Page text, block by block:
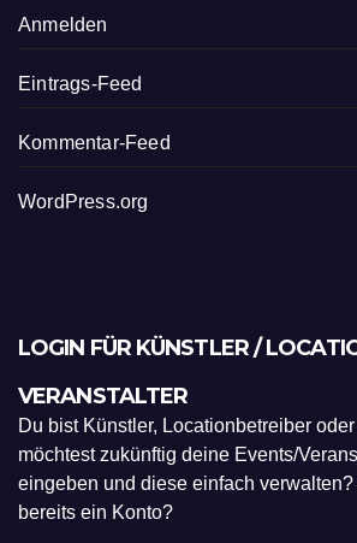
Anmelden
Eintrags-Feed
Kommentar-Feed
WordPress.org
LOGIN FÜR KÜNSTLER /
VERANSTALTER
Du bist Künstler, Locationbetreiber
möchtest zukünftig deine Events/
eingeben und diese einfach verwalten?
bereits ein Konto?